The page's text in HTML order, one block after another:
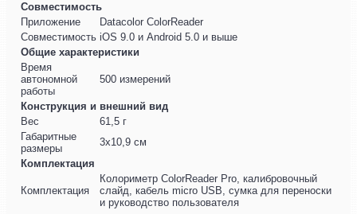
Совместимость
Приложение
Datacolor ColorReader
Совместимость iOS 9.0 и Android 5.0 и выше
Общие характеристики
Время
автономной
работы
500 измерений
Конструкция и внешний вид
Вес
61,5 г
Габаритные
размеры
3x10,9 см
Комплектация
Комплектация
Колориметр ColorReader Pro, калибровочный
слайд, кабель micro USB, сумка для переноски
и руководство пользователя